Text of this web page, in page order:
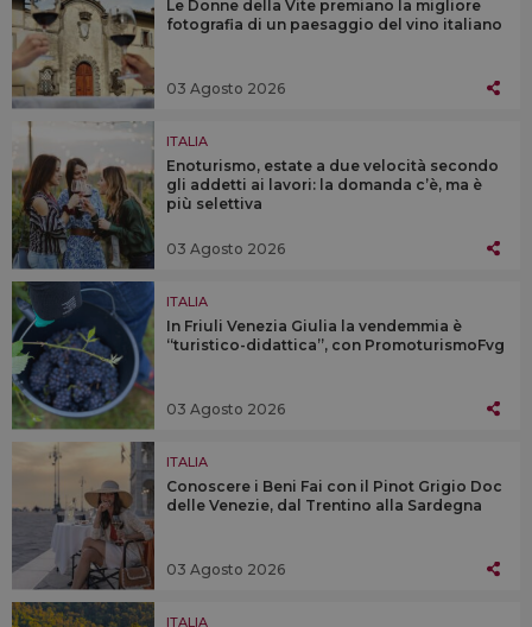
Le Donne della Vite premiano la migliore
fotografia di un paesaggio del vino italiano
03 Agosto 2026
ITALIA
Enoturismo, estate a due velocità secondo
gli addetti ai lavori: la domanda c’è, ma è
più selettiva
03 Agosto 2026
ITALIA
In Friuli Venezia Giulia la vendemmia è
“turistico-didattica”, con PromoturismoFvg
03 Agosto 2026
ITALIA
Conoscere i Beni Fai con il Pinot Grigio Doc
delle Venezie, dal Trentino alla Sardegna
03 Agosto 2026
ITALIA